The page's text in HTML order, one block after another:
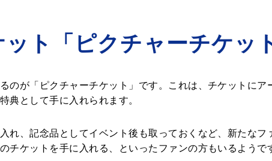
ト「ピクチャーチケッ
のが「ピクチャーチケット」です。これは、チケットに
典として手に入れられます。
れ、記念品としてイベント後も取っておくなど、新たなフ
ケットを手に入れる、といったファンの方もいるようで